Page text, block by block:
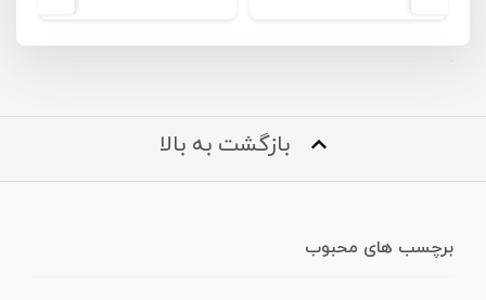
بازگشت به بالا
برچسب های محبوب